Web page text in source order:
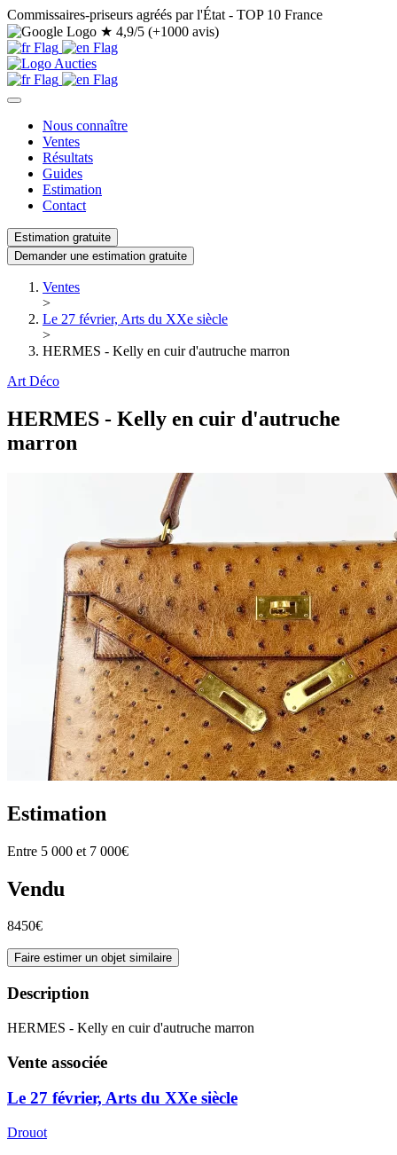
Commissaires-priseurs agréés par l'État - TOP 10 France
★ 4,9/5 (+1000 avis)
Nous connaître
Ventes
Résultats
Guides
Estimation
Contact
Estimation gratuite
Demander une estimation gratuite
Ventes
>
Le 27 février, Arts du XXe siècle
>
HERMES - Kelly en cuir d'autruche marron
Art Déco
HERMES - Kelly en cuir d'autruche
marron
Estimation
Entre 5 000 et 7 000€
Vendu
8450€
Faire estimer un objet similaire
Description
HERMES - Kelly en cuir d'autruche marron
Vente associée
Le 27 février, Arts du XXe siècle
Drouot